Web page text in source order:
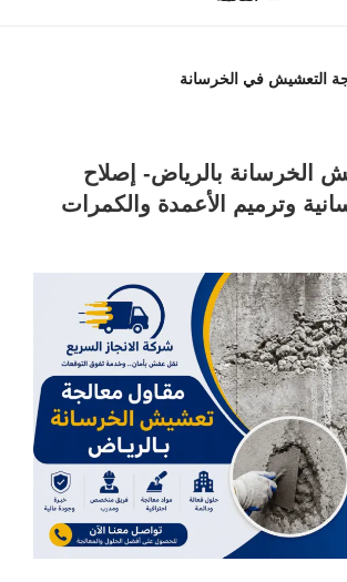
التعشيش في الخرسانة
الخرسانة بالرياض- إصلاح
وترميم الأعمدة والكمرات